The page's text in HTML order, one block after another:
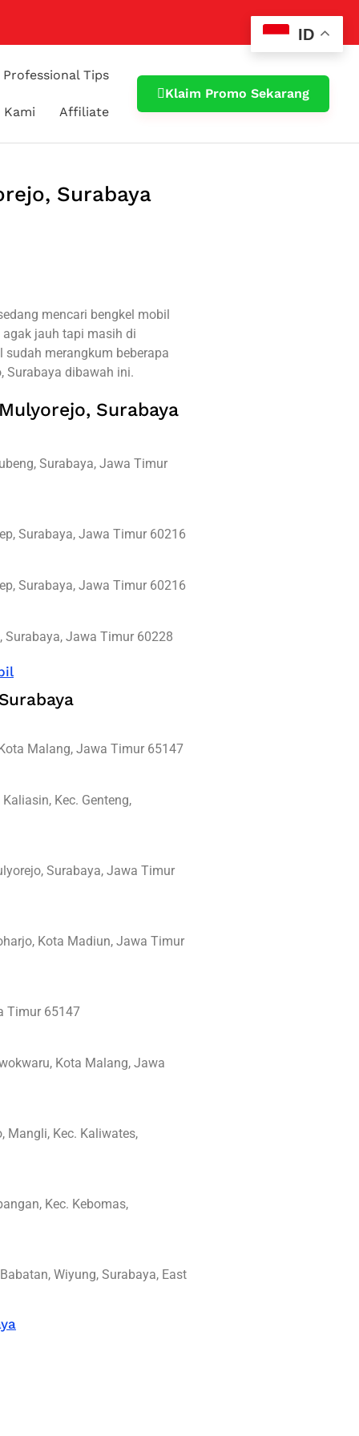
Professional Tips
Kami Affiliate
Klaim Promo Sekarang
Surabaya
mencari bengkel mobil
jauh tapi masih di
merangkum beberapa
Surabaya dibawah ini.
Surabaya
Surabaya, Jawa Timur
Surabaya, Jawa Timur 60216
Surabaya, Jawa Timur 60216
Surabaya, Jawa Timur 60228
Malang, Jawa Timur 65147
Kec. Genteng,
Surabaya, Jawa Timur
Kota Madiun, Jawa Timur
Timur 65147
Kota Malang, Jawa
Mangli, Kec. Kaliwates,
Kec. Kebomas,
Wiyung, Surabaya, East
ID